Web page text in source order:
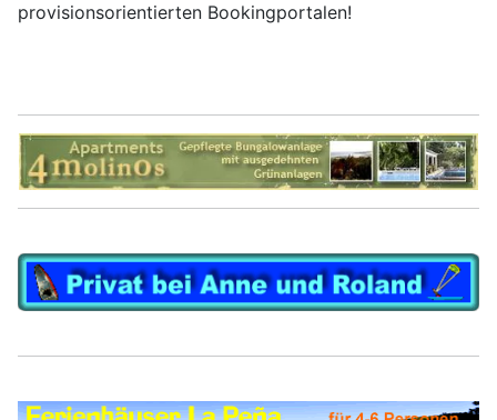
provisionsorientierten Bookingportalen!